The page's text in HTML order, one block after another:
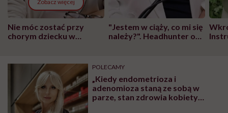
Zobacz więcej
Nie móc zostać przy
chorym dziecku w
może chyba tylko
głupota i brak
wyobraźni"
"Jestem w ciąży, co mi się
należy?". Headhunter o
pracy
POLECAMY
„Kiedy endometrioza i
adenomioza staną ze sobą w
parze, stan zdrowia kobiety